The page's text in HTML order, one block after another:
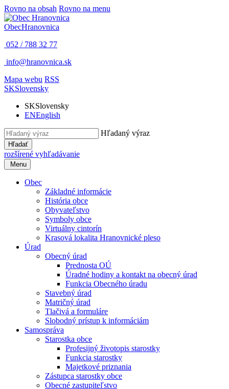
Rovno na obsah Rovno na menu
ObecHranovnica
052 / 788 32 77
info@hranovnica.sk
Mapa webu RSS
SKSlovensky
SKSlovensky
ENEnglish
Hľadaný výraz
Hľadať
rozšírené vyhľadávanie
Menu
Obec
Základné informácie
História obce
Obyvateľstvo
Symboly obce
Virtuálny cintorín
Krasová lokalita Hranovnické pleso
Úrad
Obecný úrad
Prednosta OÚ
Úradné hodiny a kontakt na obecný úrad
Funkcia Obecného úradu
Stavebný úrad
Matričný úrad
Tlačivá a formuláre
Slobodný prístup k informáciám
Samospráva
Starostka obce
Profesijný životopis starostky
Funkcia starostky
Majetkové priznania
Zástupca starostky obce
Obecné zastupiteľstvo